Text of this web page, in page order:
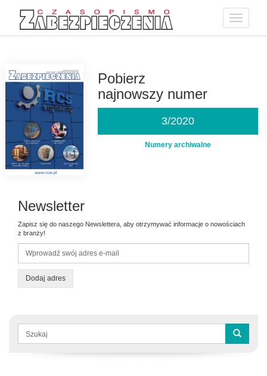
Toggle
Pobierz
najnowszy numer
3/2020
Numery archiwalne
Newsletter
Zapisz się do naszego Newslettera, aby otrzymywać informacje o nowościach
z branży!
Dodaj adres
Formularz
wyszukiwania